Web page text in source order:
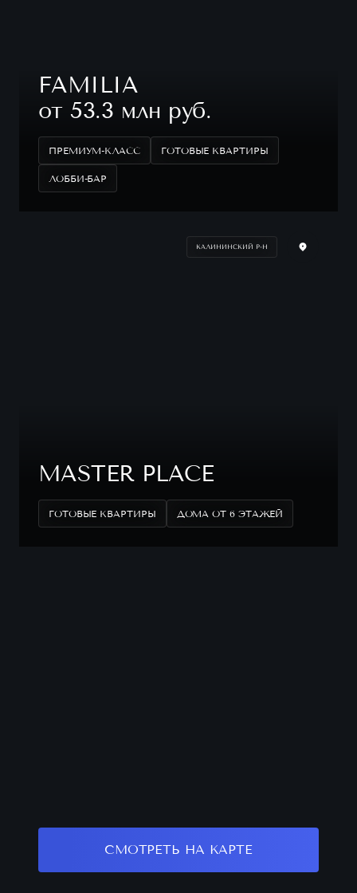
FAMILIA
от 53.3 млн руб.
ПРЕМИУМ-КЛАСС ГОТОВЫЕ КВАРТИРЫ
ЛОББИ-БАР
КАЛИНИНСКИЙ Р-Н
MASTER PLACE
ГОТОВЫЕ КВАРТИРЫ ДОМА ОТ 6 ЭТАЖЕЙ
СМОТРЕТЬ НА КАРТЕ